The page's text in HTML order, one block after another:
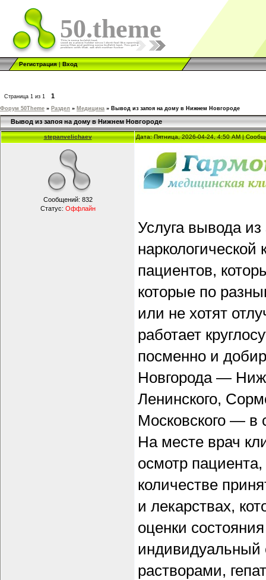
50.theme
Регистрация|Вход
Страница 1 из 1 1
Форум 50Theme » Раздел » Медицина » Вывод из запоя на дому в Нижнем Новгороде
Вывод из запоя на дому в Нижнем Новгороде
stepanvelichaev Дата: Пятница, 2026-04-24, 4:50 AM |
Сообщений: 832
Статус: Оффлайн
Услуга вывода
пациентов,
которые по
или не хотят
работает
посменно и
Новгорода —
Ленинского,
Московского — в
На месте врач
осмотр
количестве
и лекарствах,
оценки
индивидуальный
растворами,